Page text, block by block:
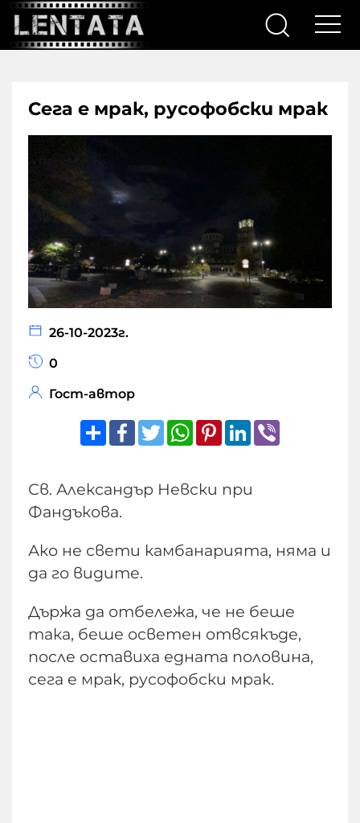
Сега е мрак, русофобски мрак
26-10-2023г.
0
Гост-автор
ShareFacebook
TwitterWhatsApp
Pinterest
LinkedIn
Св. Александър Невски при
Фандъкова.
Ако не свети камбанарията, няма и
да го видите.
Държа да отбележа, че не беше
така, беше осветен отвсякъде,
после оставиха едната половина,
сега е мрак, русофобски мрак.